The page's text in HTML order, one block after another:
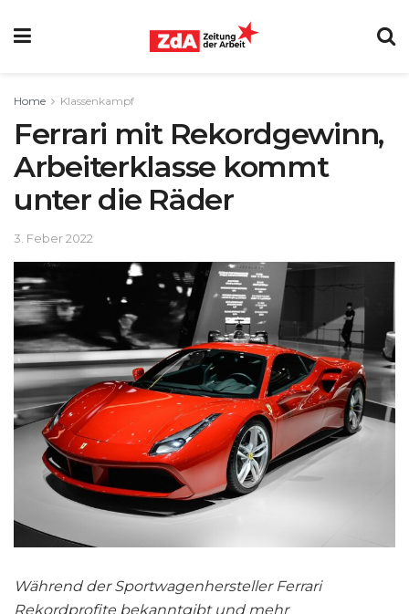
Home Klassenkampf
Ferrari mit Rekordgewinn,
Arbeiterklasse kommt
unter die Räder
3. Feber 2022
Während der Sportwagenhersteller Ferrari
Rekordprofite bekanntgibt und mehr